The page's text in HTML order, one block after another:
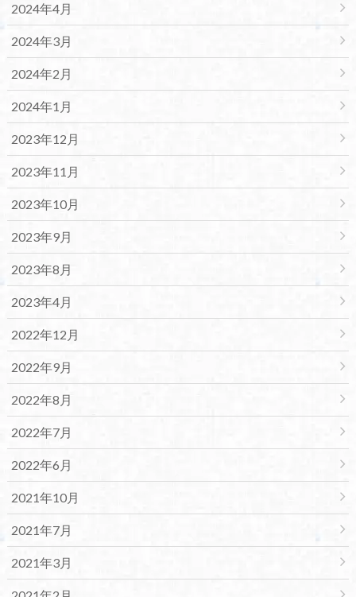
2024年4月
2024年3月
2024年2月
2024年1月
2023年12月
2023年11月
2023年10月
2023年9月
2023年8月
2023年4月
2022年12月
2022年9月
2022年8月
2022年7月
2022年6月
2021年10月
2021年7月
2021年3月